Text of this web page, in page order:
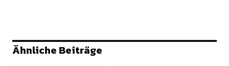
Ähnliche Beiträge